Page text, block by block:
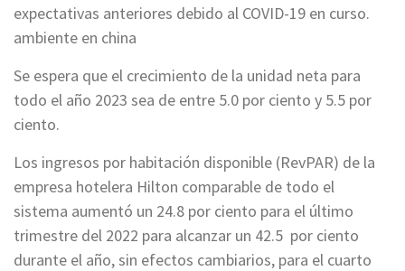
expectativas anteriores debido al COVID-19 en curso.
ambiente en china
Se espera que el crecimiento de la unidad neta para
todo el año 2023 sea de entre 5.0 por ciento y 5.5 por
ciento.
Los ingresos por habitación disponible (RevPAR) de la
empresa hotelera Hilton comparable de todo el
sistema aumentó un 24.8 por ciento para el último
trimestre del 2022 para alcanzar un 42.5 por ciento
durante el año, sin efectos cambiarios, para el cuarto